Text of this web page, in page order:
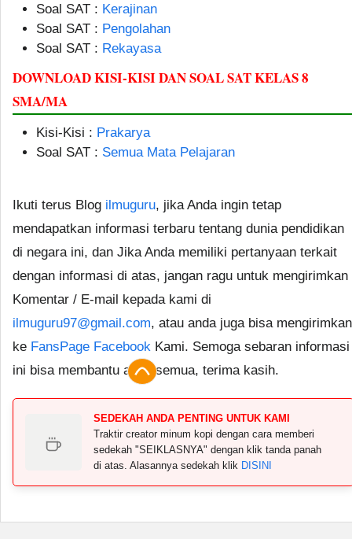
Soal SAT : Kerajinan
Soal SAT : Pengolahan
Soal SAT : Rekayasa
DOWNLOAD KISI-KISI DAN SOAL SAT KELAS 8
SMA/MA
Kisi-Kisi : Prakarya
Soal SAT : Semua Mata Pelajaran
Ikuti terus Blog ilmuguru, jika Anda ingin tetap
mendapatkan informasi terbaru tentang dunia pendidikan
di negara ini, dan Jika Anda memiliki pertanyaan terkait
dengan informasi di atas, jangan ragu untuk mengirimkan
Komentar / E-mail kepada kami di
ilmuguru97@gmail.com, atau anda juga bisa mengirimkan
ke FansPage Facebook Kami. Semoga sebaran informasi
ini bisa membantu anda semua, terima kasih.
SEDEKAH ANDA PENTING UNTUK KAMI
Traktir creator minum kopi dengan cara memberi
sedekah "SEIKLASNYA" dengan klik tanda panah
di atas. Alasannya sedekah klik DISINI